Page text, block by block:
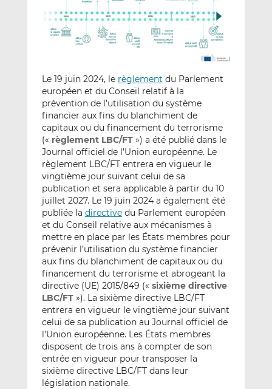
k
e
d
I
e
b
o
o
Le 19 juin 2024, le règlement du Parlement
européen et du Conseil relatif à la
prévention de l’utilisation du système
financier aux fins du blanchiment de
capitaux ou du financement du terrorisme
(« règlement LBC/FT») a été publié dans le
Journal officiel de l’Union européenne. Le
règlement LBC/FT entrera en vigueur le
vingtième jour suivant celui de sa
publication et sera applicable à partir du 10
juillet 2027. Le 19 juin 2024 a également été
publiée la directivedu Parlement européen
et du Conseil relative aux mécanismes à
mettre en place par les États membres pour
prévenir l’utilisation du système financier
aux fins du blanchiment de capitaux ou du
financement du terrorisme et abrogeant la
directive (UE) 2015/849 (« sixième directive
LBC/FT»). La sixième directive LBC/FT
entrera en vigueur le vingtième jour suivant
celui de sa publication au Journal officiel de
l’Union européenne. Les États membres
disposent de trois ans à compter de son
entrée en vigueur pour transposer la
sixième directive LBC/FT dans leur
législation nationale.